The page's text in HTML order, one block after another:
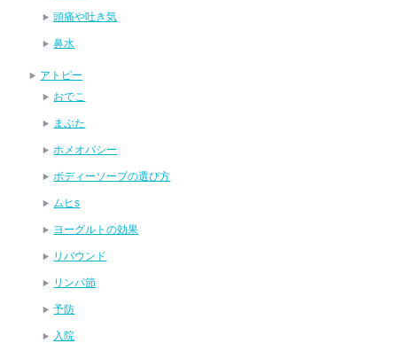
頭痛や吐き気
鼻水
アトピー
おでこ
まぶた
ホメオパシー
ボディーソープの選び方
ムヒs
ヨーグルトの効果
リバウンド
リンパ節
予防
入院